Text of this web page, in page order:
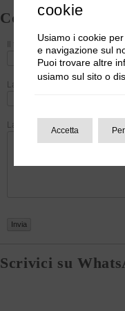
Contattaci
La tua email*
La tua richiesta*
Scrivici su
cookie
Usiamo i cookie
e navigazione sul
Puoi trovare altre
usiamo sul sito o
Accetta